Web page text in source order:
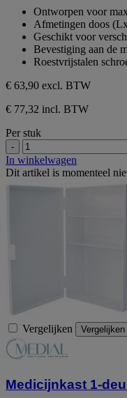
sterren.
Ontworpen voor
Afmetingen doos
Geschikt voor
Bevestiging aan de
Roestvrijstalen
€ 63,90 excl. BTW
€ 77,32 incl. BTW
Per stuk
-
In winkelwagen
Dit artikel is momenteel
Vergelijken Vergelijken
Medicijnkast 1-